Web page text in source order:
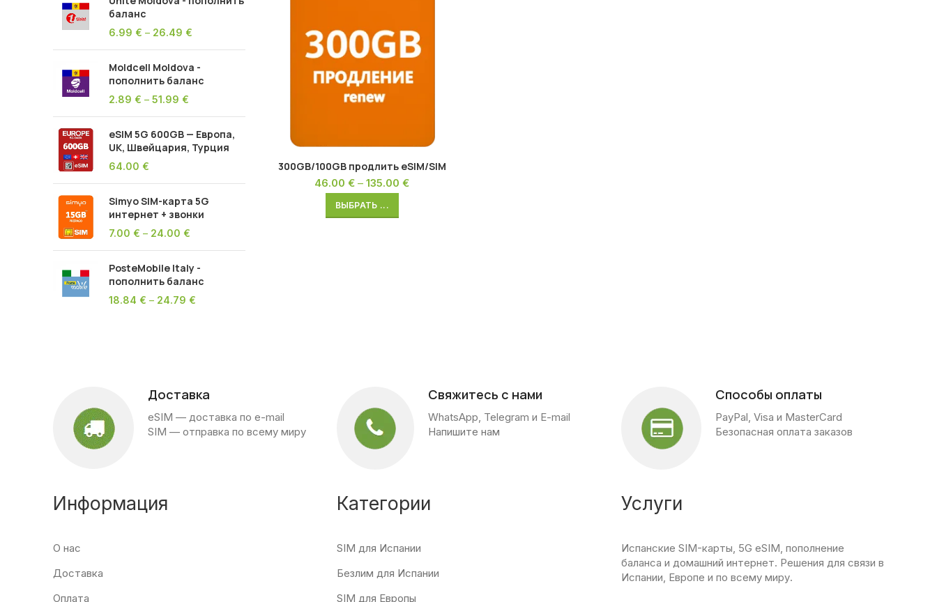
баланс
6.99 € – 26.49 €
Moldcell Moldova -
пополнить баланс
2.89 € – 51.99 €
eSIM 5G 600GB — Европа,
UK, Швейцария, Турция
64.00 €
Simyo SIM-карта 5G
интернет + звонки
7.00 € – 24.00 €
PosteMobile Italy -
пополнить баланс
18.84 € – 24.79 €
300GB/100GB продлить eSIM/SIM
46.00€ –135.00€
ВЫБРАТЬ ...
Доставка
eSIM — доставка по e-mail
SIM — отправка по всему миру
Свяжитесь с нами
WhatsApp, Telegram и E-mail
Напишите нам
Способы оплаты
PayPal, Visa и MasterCard
Безопасная оплата заказов
Информация
О нас
Доставка
Оплата
Категории
SIM для Испании
Безлим для Испании
SIM для Европы
Услуги
Испанские SIM-карты, 5G eSIM, пополнение
баланса и домашний интернет. Решения для связи в
Испании, Европе и по всему миру.